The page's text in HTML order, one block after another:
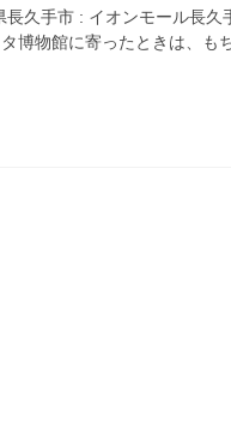
長久手市 : イオンモール長
博物館に寄ったときは、も